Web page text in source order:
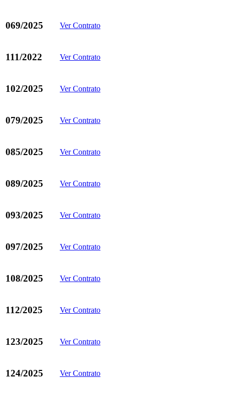
069/2025 Ver Contrato
111/2022 Ver Contrato
102/2025 Ver Contrato
079/2025 Ver Contrato
085/2025 Ver Contrato
089/2025 Ver Contrato
093/2025 Ver Contrato
097/2025 Ver Contrato
108/2025 Ver Contrato
112/2025 Ver Contrato
123/2025 Ver Contrato
124/2025 Ver Contrato